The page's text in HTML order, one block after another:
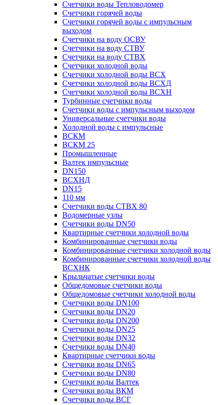
Счетчики воды Тепловодомер
Счетчики горячей воды
Счетчики горячей воды с импульсным
выходом
Счетчики на воду ОСВУ
Счетчики на воду СТВУ
Счетчики на воду СТВХ
Счетчики холодной воды
Счетчики холодной воды ВСХ
Счетчики холодной воды ВСХД
Счетчики холодной воды ВСХН
Турбинные счетчики воды
Счетчики воды с импульсным выходом
Универсальные счетчики воды
Холодной воды с импульсные
ВСКМ
ВСКМ 25
Промышленные
Валтек импульсные
DN150
ВСХНД
DN15
110 мм
Счетчики воды СТВХ 80
Водомерные узлы
Счетчики воды DN50
Квартирные счетчики холодной воды
Комбинированные счетчики воды
Комбинированные счетчики холодной воды
Комбинированные счетчики холодной воды
ВСХНК
Крыльчатые счетчики воды
Общедомовые счетчики воды
Общедомовые счетчики холодной воды
Счетчики воды DN100
Счетчики воды DN20
Счетчики воды DN200
Счетчики воды DN25
Счетчики воды DN32
Счетчики воды DN40
Квартирные счетчики воды
Счетчики воды DN65
Счетчики воды DN80
Счетчики воды Валтек
Счетчики воды ВКМ
Счетчики воды ВСГ